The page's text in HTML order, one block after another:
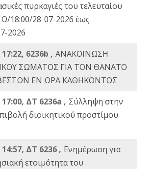
πυρκαγιές του τελευταίου
18:00/28-07-2026 έως
2026
6236b , ΑΝΑΚΟΙΝΩΣΗ
ΣΩΜΑΤΟΣ ΓΙΑ ΤΟΝ ΘΑΝΑΤΟ
ΕΝ ΩΡΑ ΚΑΘΗΚΟΝΤΟΣ
ΔΤ 6236a , Σύλληψη στην
διοικητικού προστίμου
ΔΤ 6236 , Ενημέρωση για
ετοιμότητα του